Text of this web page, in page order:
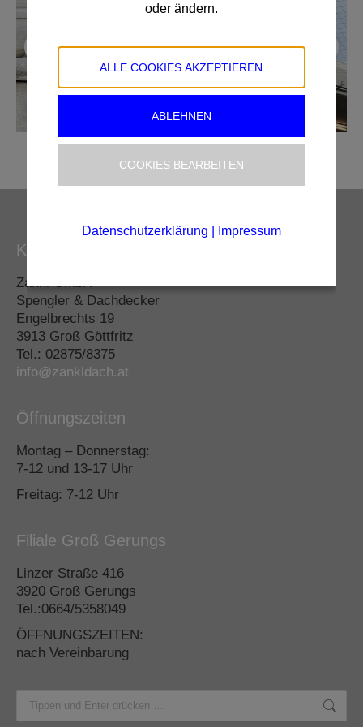
Kontakt Zentrale (Rechnungsadresse)
Zankl GmbH
Spengler & Dachdecker
Engelbrechts 19
3913 Groß Göttfritz
Tel.: 02875/8375
info@zankldach.at
Öffnungszeiten
Montag – Donnerstag:
7-12 und 13-17 Uhr
Freitag: 7-12 Uhr
Filiale Groß Gerungs
Linzer Straße 416
3920 Groß Gerungs
Tel.:0664/5358049
ÖFFNUNGSZEITEN:
nach Vereinbarung
Search:
oder ändern.
ALLE COOKIES AKZEPTIEREN
ABLEHNEN
COOKIES BEARBEITEN
Datenschutzerklärung Impressum